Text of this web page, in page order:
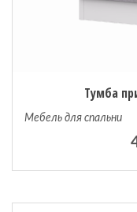
Тумба
Мебель для спальни